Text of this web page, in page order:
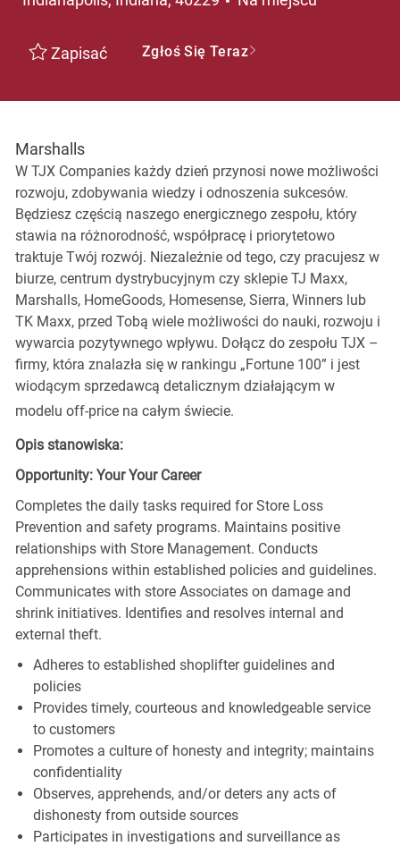
Zapisać Zgłoś Się Teraz
Marshalls
W TJX Companies każdy dzień przynosi nowe możliwości
rozwoju, zdobywania wiedzy i odnoszenia sukcesów.
Będziesz częścią naszego energicznego zespołu, który
stawia na różnorodność, współpracę i priorytetowo
traktuje Twój rozwój. Niezależnie od tego, czy pracujesz w
biurze, centrum dystrybucyjnym czy sklepie TJ Maxx,
Marshalls, HomeGoods, Homesense, Sierra, Winners lub
TK Maxx, przed Tobą wiele możliwości do nauki, rozwoju i
wywarcia pozytywnego wpływu. Dołącz do zespołu TJX –
firmy, która znalazła się w rankingu „Fortune 100” i jest
wiodącym sprzedawcą detalicznym działającym w
modelu off-price na całym świecie.
Opis stanowiska:
Opportunity: Your Your Career
Completes the daily tasks required for Store Loss
Prevention and safety programs. Maintains positive
relationships with Store Management. Conducts
apprehensions within established policies and guidelines.
Communicates with store Associates on damage and
shrink initiatives. Identifies and resolves internal and
external theft.
Adheres to established shoplifter guidelines and
policies
Provides timely, courteous and knowledgeable service
to customers
Promotes a culture of honesty and integrity; maintains
confidentiality
Observes, apprehends, and/or deters any acts of
dishonesty from outside sources
Participates in investigations and surveillance as